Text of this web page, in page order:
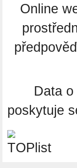
Online
Data
poskytuje